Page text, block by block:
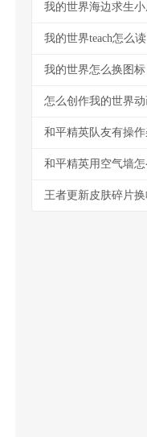
我的世界teach怎么
我的世界怎么换图
怎么创作我的世界
和平精英用空气墙